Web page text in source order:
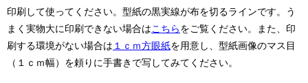
印刷して使ってください。型紙の黒実線が布を切るラインです。う
まく実物大に印刷できない場合は こちら をご覧ください。また、印
刷する環境がない場合は １ｃｍ方眼紙を用意し、型紙画像のマス目
（１ｃｍ幅）を頼りに手書きで写してみてください。